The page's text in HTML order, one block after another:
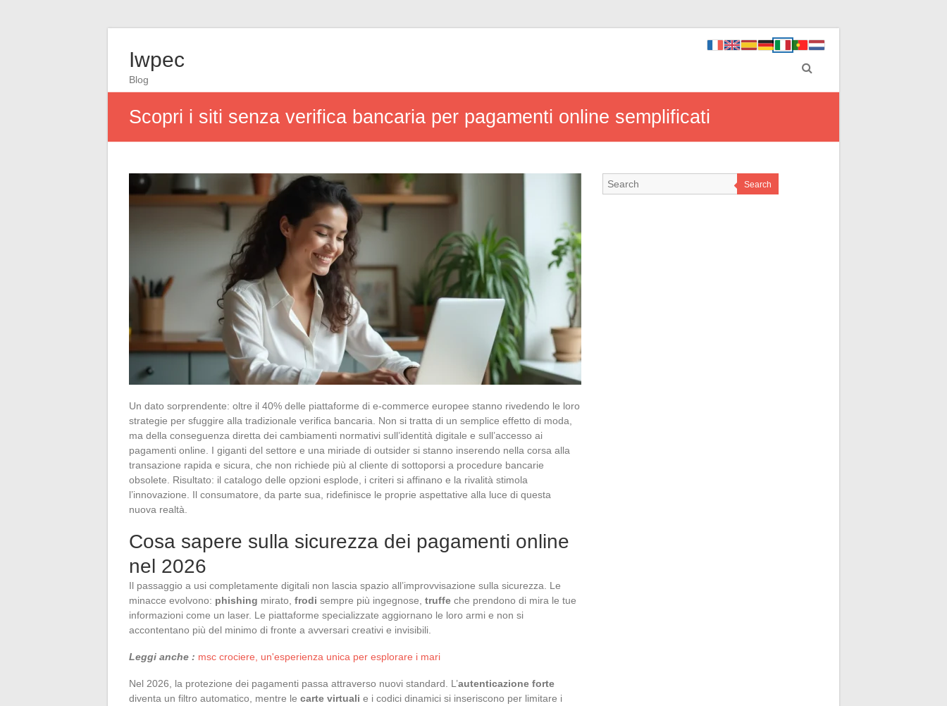
Iwpec
Blog
Scopri i siti senza verifica bancaria per pagamenti online semplificati
Un dato sorprendente: oltre il 40% delle piattaforme di e-commerce europee stanno rivedendo le loro
strategie per sfuggire alla tradizionale verifica bancaria. Non si tratta di un semplice effetto di moda,
ma della conseguenza diretta dei cambiamenti normativi sull’identità digitale e sull’accesso ai
pagamenti online. I giganti del settore e una miriade di outsider si stanno inserendo nella corsa alla
transazione rapida e sicura, che non richiede più al cliente di sottoporsi a procedure bancarie
obsolete. Risultato: il catalogo delle opzioni esplode, i criteri si affinano e la rivalità stimola
l’innovazione. Il consumatore, da parte sua, ridefinisce le proprie aspettative alla luce di questa
nuova realtà.
Cosa sapere sulla sicurezza dei pagamenti online
nel 2026
Il passaggio a usi completamente digitali non lascia spazio all’improvvisazione sulla sicurezza. Le
minacce evolvono: phishing mirato, frodi sempre più ingegnose, truffe che prendono di mira le tue
informazioni come un laser. Le piattaforme specializzate aggiornano le loro armi e non si
accontentano più del minimo di fronte a avversari creativi e invisibili.
Leggi anche : msc crociere, un'esperienza unica per esplorare i mari
Nel 2026, la protezione dei pagamenti passa attraverso nuovi standard. L’autenticazione forte
diventa un filtro automatico, mentre le carte virtuali e i codici dinamici si inseriscono per limitare i
Search